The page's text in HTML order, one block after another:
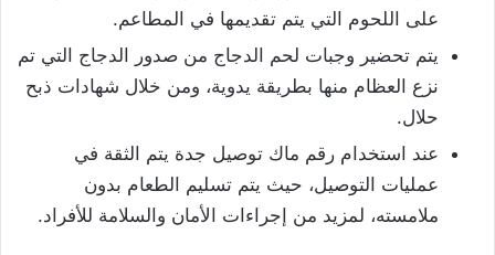
على اللحوم التي يتم تقديمها في المطاعم.
يتم تحضير وجبات لحم الدجاج من صدور الدجاج التي تم
نزع العظام منها بطريقة يدوية، ومن خلال شهادات ذبح
حلال.
عند استخدام رقم ماك توصيل جدة يتم الثقة في
عمليات التوصيل، حيث يتم تسليم الطعام بدون
ملامسته، لمزيد من إجراءات الأمان والسلامة للأفراد.